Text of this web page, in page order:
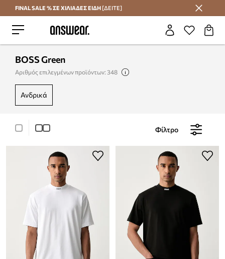
Εξοικονομήστε με το Answear Club
FINAL SALE % ΣΕ ΧΙΛΙΑΔΕΣ ΕΙΔΗ [ΔΕΙΤΕ]
BOSS Green
Αριθμός επιλεγμένων προϊόντων: 348
ανδρικά
Φίλτρο